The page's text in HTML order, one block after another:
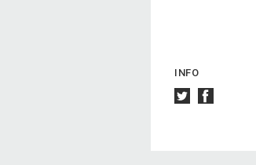
INFO